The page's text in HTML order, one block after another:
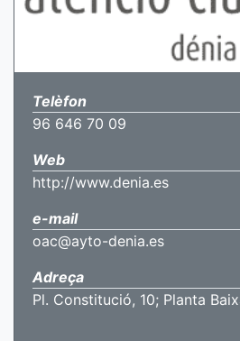
Telèfon
96 646 70 09
Web
http://www.denia.es
e-mail
oac@ayto-denia.es
Adreça
Pl. Constitució, 10; Planta